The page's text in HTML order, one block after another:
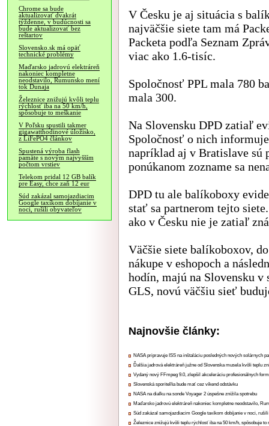
Chrome sa bude
aktualizovať dvakrát
týždenne, v budúcnosti sa
bude aktualizovať bez
reštartov
Slovensko.sk má opäť
technické problémy
Maďarsko jadrovú elektráreň
nakoniec kompletne
neodstavilo, Rumunsko mení
tok Dunaja
Železnice znižujú kvôli teplu
rýchlosť iba na 50 km/h,
spôsobuje to meškanie
V Poľsku spustili takmer
gigawatthodinové úložisko,
z LiFePO4 článkov
Spustená výroba flash
pamäte s novým najvyšším
počtom vrstiev
Telekom pridal 12 GB balík
pre Easy, chce zaň 12 eur
Súd zakázal samojazdiacim
Google taxíkom dobíjanie v
noci, rušili obyvateľov
V Česku je aj situácia s
najväčšie siete tam má
Packeta podľa Seznam
viac ako 1.6-tisíc.
Spoločnosť PPL mala 780
mala 300.
Na Slovensku DPD zatiaľ
Spoločnosť o nich
napríklad aj v Bratislave sú
ponúkanom zozname sa
DPD tu ale balíkoboxy
stať sa partnerom tejto
ako v Česku nie je zatiaľ
Väčšie siete balíkoboxov,
nákupe v eshopoch a
hodín, majú na Slovensku v
GLS, novú väčšiu sieť
Najnovšie články:
NASA pripravuje ISS na inštaláciu posledných nových solárnych
Ďalšia jadrová elektráreň južne od Slovenska musela kvôli teplu
Vydaný nový FFmpeg 9.0, zlepšil akceleráciu profesionálnych
Slovenská sporiteľňa bude mať cez víkend odstávku
NASA na diaľku na sonde Voyager 2 úspešne znížila spotrebu
Maďarsko jadrovú elektráreň nakoniec kompletne neodstavilo,
Súd zakázal samojazdiacim Google taxíkom dobíjanie v noci,
Železnice znižujú kvôli teplu rýchlosť iba na 50 km/h, spôsobuje to